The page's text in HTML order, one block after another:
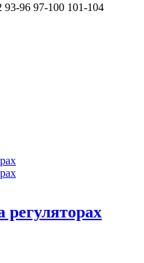
93-96 97-100 101-104